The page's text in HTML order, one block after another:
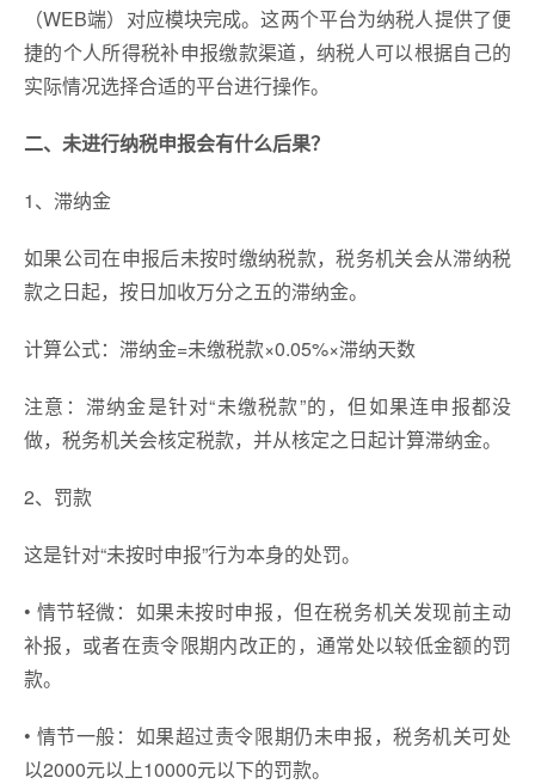
（WEB端）对应模块完成。这两个平台为纳税人提供了便
捷的个人所得税补申报缴款渠道，纳税人可以根据自己的
实际情况选择合适的平台进行操作。
二、 未进行纳税申报会有什么后果？
1、滞纳金
如果公司在申报后未按时缴纳税款，税务机关会从滞纳税
款之日起，按日加收万分之五的滞纳金。
计算公式：滞纳金=未缴税款×0.05%×滞纳天数
注意：滞纳金是针对“未缴税款”的，但如果连申报都没
做，税务机关会核定税款，并从核定之日起计算滞纳金。
2、罚款
这是针对“未按时申报”行为本身的处罚。
• 情节轻微：如果未按时申报，但在税务机关发现前主动
补报，或者在责令限期内改正的，通常处以较低金额的罚
款。
• 情节一般：如果超过责令限期仍未申报，税务机关可处
以2000元以上10000元以下的罚款。